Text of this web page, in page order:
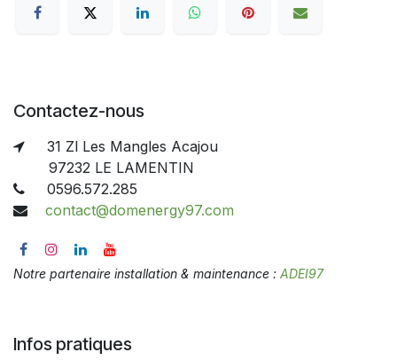
Contactez-nous
31 Zl Les Mangles Acajou
97232 LE LAMENTIN
0596.572.285
contact@domenergy97.com
Notre partenaire installation & maintenance : ADEI97
Infos pratiques